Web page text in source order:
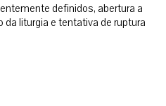
definidos, abertura a
liturgia e tentativa de ruptura